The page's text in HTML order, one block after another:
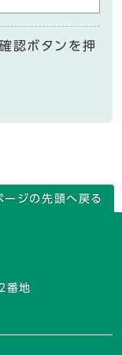
認ボタンを押
ージの先頭へ戻る
番地